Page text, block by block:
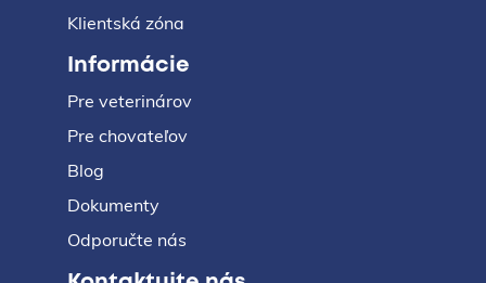
Klientská zóna
Informácie
Pre veterinárov
Pre chovateľov
Blog
Dokumenty
Odporučte nás